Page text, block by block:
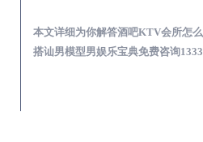
本文详细为你解答酒吧KTV会所怎
搭讪男模型男娱乐宝典免费咨询